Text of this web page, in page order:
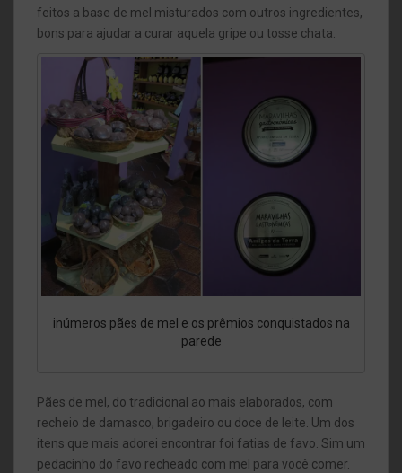
feitos a base de mel misturados com outros ingredientes,
bons para ajudar a curar aquela gripe ou tosse chata.
inúmeros pães de mel e os prêmios conquistados na
parede
Pães de mel, do tradicional ao mais elaborados, com
recheio de damasco, brigadeiro ou doce de leite. Um dos
itens que mais adorei encontrar foi fatias de favo. Sim um
pedacinho do favo recheado com mel para você comer.